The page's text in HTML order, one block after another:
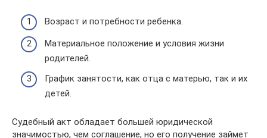
Возраст и потребности ребенка.
Материальное положение и условия жизни
родителей.
График занятости, как отца с матерью, так и их
детей.
Судебный акт обладает большей юридической
значимостью, чем соглашение, но его получение займет